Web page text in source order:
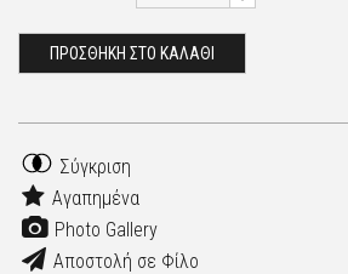
ΠΡΟΣΘΗΚΗ ΣΤΟ ΚΑΛΑΘΙ
Σύγκριση
Αγαπημένα
Photo Gallery
Αποστολή σε Φίλο